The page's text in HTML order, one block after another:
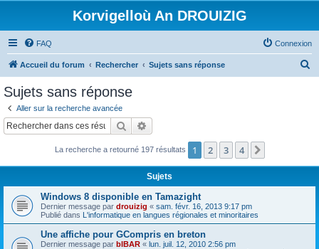
Korvigelloù An DROUIZIG
FAQ Connexion
Accueil du forum Rechercher Sujets sans réponse
c
Sujets sans réponse
Aller sur la recherche avancée
Rechercher
La recherche a retourné 197 résultats 1 2 3 4
Sujets
Windows 8 disponible en Tamazight
Dernier message par drouizig « sam. févr. 16, 2013 9:17 pm
Publié dans L'informatique en langues régionales et minoritaires
Une affiche pour GCompris en breton
Dernier message par bIBAR « lun. juil. 12, 2010 2:56 pm